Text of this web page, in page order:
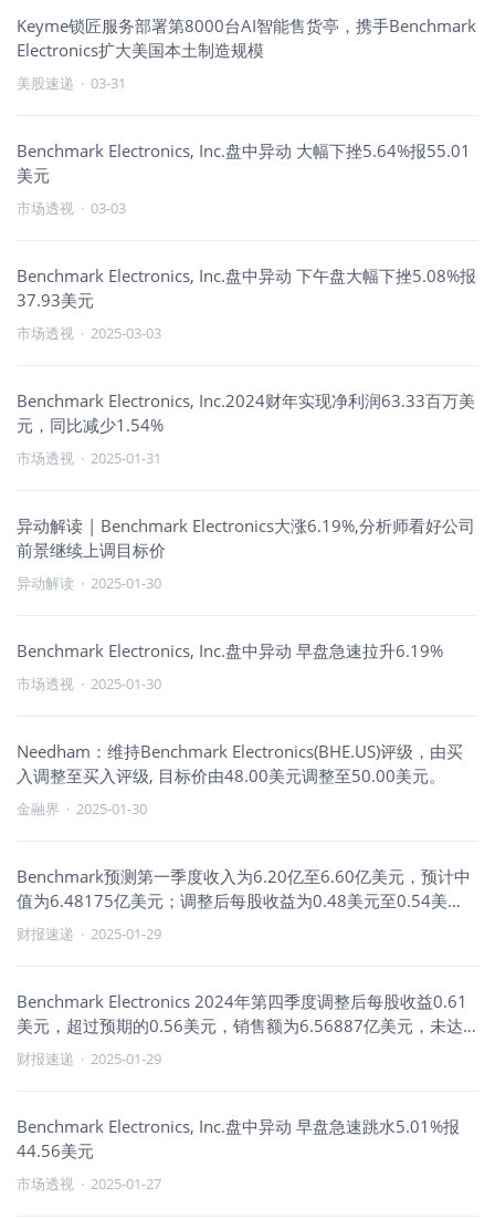
Keyme锁匠服务部署第8000台AI智能售货亭，携手Benchmark
Electronics扩大美国本土制造规模
美股速递 · 03-31
Benchmark Electronics, Inc.盘中异动 大幅下挫5.64%报55.01
美元
市场透视 · 03-03
Benchmark Electronics, Inc.盘中异动 下午盘大幅下挫5.08%报
37.93美元
市场透视 · 2025-03-03
Benchmark Electronics, Inc.2024财年实现净利润63.33百万美
元，同比减少1.54%
市场透视 · 2025-01-31
异动解读 | Benchmark Electronics大涨6.19%,分析师看好公司
前景继续上调目标价
异动解读 · 2025-01-30
Benchmark Electronics, Inc.盘中异动 早盘急速拉升6.19%
市场透视 · 2025-01-30
Needham：维持Benchmark Electronics(BHE.US)评级，由买
入调整至买入评级, 目标价由48.00美元调整至50.00美元。
金融界 · 2025-01-30
Benchmark预测第一季度收入为6.20亿至6.60亿美元，预计中
值为6.48175亿美元；调整后每股收益为0.48美元至0.54美
元，预计中值为0.50美元。
财报速递 · 2025-01-29
Benchmark Electronics 2024年第四季度调整后每股收益0.61
美元，超过预期的0.56美元，销售额为6.56887亿美元，未达
到预期的6.60750亿美元
财报速递 · 2025-01-29
Benchmark Electronics, Inc.盘中异动 早盘急速跳水5.01%报
44.56美元
市场透视 · 2025-01-27